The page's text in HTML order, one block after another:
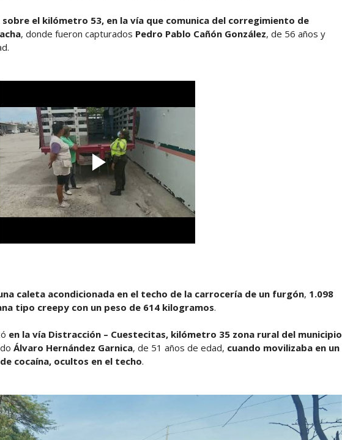
sobre el kilómetro 53, en la vía que comunica del corregimiento de
, donde fueron capturados Pedro Pablo Cañón González, de 56 años y
caleta acondicionada en el techo de la carrocería de un furgón, 1.098
tipo creepy con un peso de 614 kilogramos.
en la vía Distracción – Cuestecitas, kilómetro 35 zona rural del municipio
Álvaro Hernández Garnica, de 51 años de edad, cuando movilizaba en un
cocaína, ocultos en el techo.